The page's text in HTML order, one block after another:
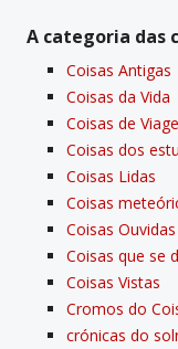
A categoria das
Coisas Antigas
Coisas da Vida
Coisas de
Coisas dos
Coisas Lidas
Coisas
Coisas Ouvidas
Coisas que se
Coisas Vistas
Cromos do
crónicas do